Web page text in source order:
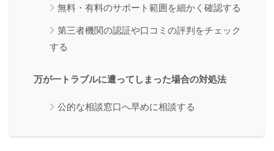
無料・有料のサポート範囲を細かく確認する
第三者機関の認証や口コミの評判をチェック
する
万が一トラブルに遭ってしまった場合の対処法
公的な相談窓口へ早めに相談する